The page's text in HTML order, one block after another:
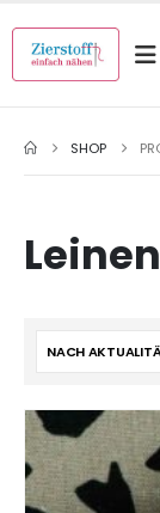
SHOP
Leinen